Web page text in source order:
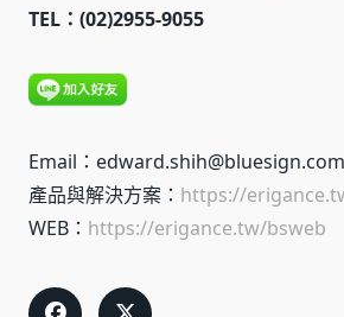
TEL：(02)2955-9055
Email：
產品與解決方案： https://
WEB： https://erigance.tw/bsweb